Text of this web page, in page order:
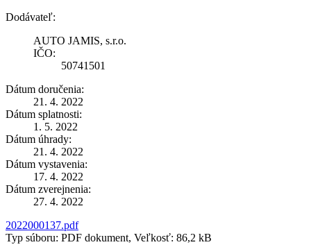
Dodávateľ:
AUTO JAMIS, s.r.o.
IČO:
50741501
Dátum doručenia:
21. 4. 2022
Dátum splatnosti:
1. 5. 2022
Dátum úhrady:
21. 4. 2022
Dátum vystavenia:
17. 4. 2022
Dátum zverejnenia:
27. 4. 2022
2022000137.pdf
Typ súboru: PDF dokument, Veľkosť: 86,2 kB